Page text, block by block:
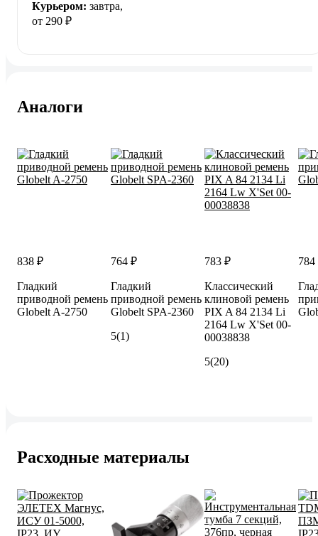
Курьером: завтра,
от 290 ₽
Аналоги
838 ₽
Гладкий
приводной ремень
Globelt A-2750
764 ₽
Гладкий
приводной ремень
Globelt SPA-2360
5(1)
783 ₽
Классический
клиновой ремень
PIX A 84 2134 Li
2164 Lw X'Set 00-
00038838
5(20)
784
Расходные материалы